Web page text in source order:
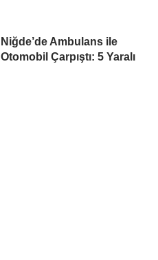
Niğde’de Ambulans ile
Otomobil Çarpıştı: 5 Yaralı